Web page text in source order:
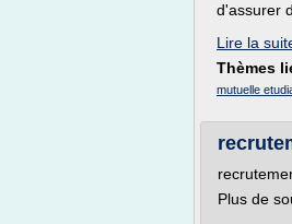
d'assurer
Lire la
Thèmes
mutuelle
Plus de